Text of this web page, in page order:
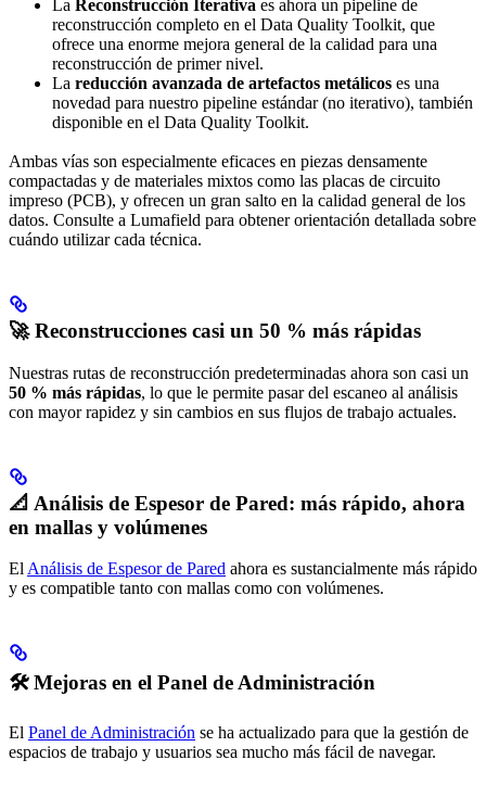
La Reconstrucción Iterativa es ahora un pipeline de
reconstrucción completo en el Data Quality Toolkit, que
ofrece una enorme mejora general de la calidad para una
reconstrucción de primer nivel.
La reducción avanzada de artefactos metálicos es una
novedad para nuestro pipeline estándar (no iterativo), también
disponible en el Data Quality Toolkit.
Ambas vías son especialmente eficaces en piezas densamente
compactadas y de materiales mixtos como las placas de circuito
impreso (PCB), y ofrecen un gran salto en la calidad general de los
datos. Consulte a Lumafield para obtener orientación detallada sobre
cuándo utilizar cada técnica.
🚀 Reconstrucciones casi un 50 % más rápidas
Nuestras rutas de reconstrucción predeterminadas ahora son casi un
50 % más rápidas, lo que le permite pasar del escaneo al análisis
con mayor rapidez y sin cambios en sus flujos de trabajo actuales.
📐 Análisis de Espesor de Pared: más rápido, ahora
en mallas y volúmenes
El Análisis de Espesor de Pared ahora es sustancialmente más rápido
y es compatible tanto con mallas como con volúmenes.
🛠️ Mejoras en el Panel de Administración
El Panel de Administración se ha actualizado para que la gestión de
espacios de trabajo y usuarios sea mucho más fácil de navegar.